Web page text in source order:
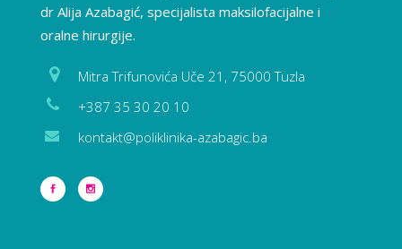
dr Alija Azabagić, specijalista maksilofacijalne i
oralne hirurgije.
Mitra Trifunovića Uče 21, 75000 Tuzla
+387 35 30 20 10
kontakt@poliklinika-azabagic.ba